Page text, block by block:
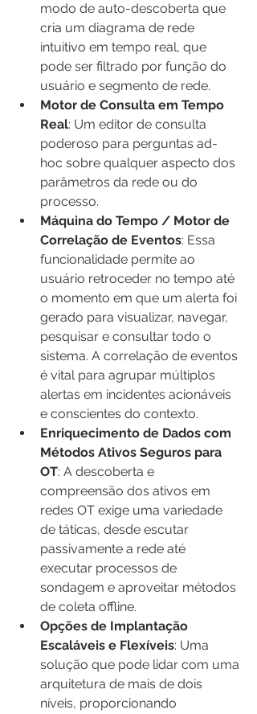
modo de auto-descoberta que
cria um diagrama de rede
intuitivo em tempo real, que
pode ser filtrado por função do
usuário e segmento de rede.
Motor de Consulta em Tempo
Real: Um editor de consulta
poderoso para perguntas ad-
hoc sobre qualquer aspecto dos
parâmetros da rede ou do
processo.
Máquina do Tempo / Motor de
Correlação de Eventos: Essa
funcionalidade permite ao
usuário retroceder no tempo até
o momento em que um alerta foi
gerado para visualizar, navegar,
pesquisar e consultar todo o
sistema. A correlação de eventos
é vital para agrupar múltiplos
alertas em incidentes acionáveis
e conscientes do contexto.
Enriquecimento de Dados com
Métodos Ativos Seguros para
OT: A descoberta e
compreensão dos ativos em
redes OT exige uma variedade
de táticas, desde escutar
passivamente a rede até
executar processos de
sondagem e aproveitar métodos
de coleta offline.
Opções de Implantação
Escaláveis e Flexíveis: Uma
solução que pode lidar com uma
arquitetura de mais de dois
níveis, proporcionando